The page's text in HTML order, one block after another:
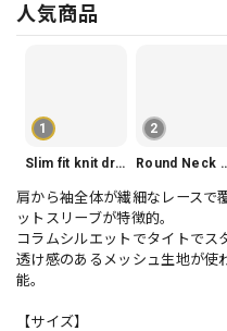
人気商品
1
Slim fit knit dress(3color) V1330
2
Round Neck
肩から袖全体が繊細なレースで
ットスリーブが特徴的。
コラムシルエットでタイトでス
透け感のあるメッシュ生地が使
能。
【サイズ】